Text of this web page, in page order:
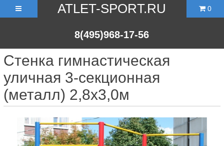
ATLET-SPORT.RU
8(495)968-17-56
0
Стенка гимнастическая
уличная 3-секционная
(металл) 2,8х3,0м